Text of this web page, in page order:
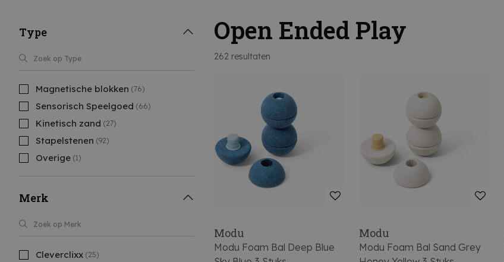
Type
Magnetische blokken (76)
Sensorisch Speelgoed (66)
Kinetisch zand (27)
Stapelstenen (92)
Overige (1)
Merk
Cleverclixx (25)
Open Ended Play
262 resultaten
Modu
Modu Foam Bal Deep Blue
Modu
Modu Foam Bal Sand Grey